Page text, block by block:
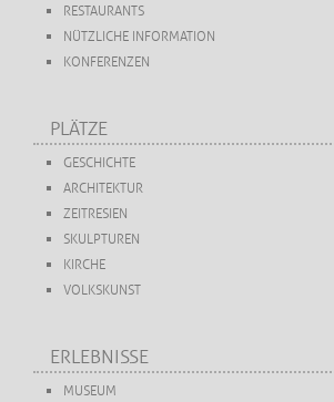
RESTAURANTS
NÜTZLICHE INFORMATION
KONFERENZEN
PLÄTZE
GESCHICHTE
ARCHITEKTUR
ZEITRESIEN
SKULPTUREN
KIRCHE
VOLKSKUNST
ERLEBNISSE
MUSEUM